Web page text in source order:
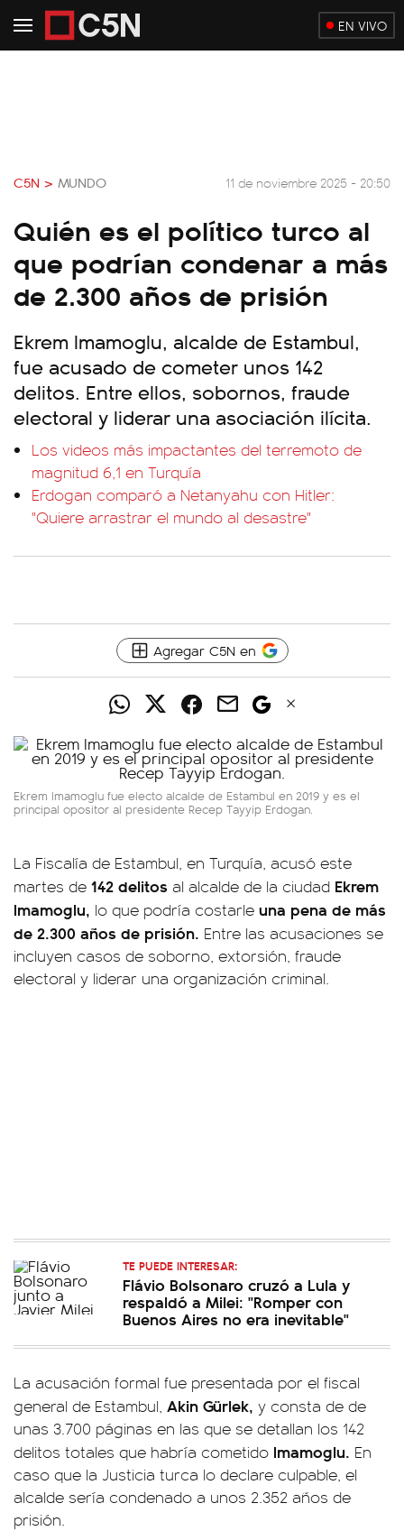
EN VIVO
C5N > MUNDO 11 de noviembre 2025 - 20:50
Quién es el político turco al
que podrían condenar a más
de 2.300 años de prisión
Ekrem Imamoglu, alcalde de Estambul,
fue acusado de cometer unos 142
delitos. Entre ellos, sobornos, fraude
electoral y liderar una asociación ilícita.
Los videos más impactantes del terremoto de
magnitud 6,1 en Turquía
Erdogan comparó a Netanyahu con Hitler:
"Quiere arrastrar el mundo al desastre"
Agregar C5N en
Ekrem Imamoglu fue electo alcalde de Estambul en 2019 y es el
principal opositor al presidente Recep Tayyip Erdogan.
La Fiscalía de Estambul, en Turquía, acusó este
martes de 142 delitos al alcalde de la ciudad Ekrem
Imamoglu, lo que podría costarle una pena de más
de 2.300 años de prisión. Entre las acusaciones se
incluyen casos de soborno, extorsión, fraude
electoral y liderar una organización criminal.
TE PUEDE INTERESAR:
Flávio Bolsonaro cruzó a Lula y
respaldó a Milei: "Romper con
Buenos Aires no era inevitable"
La acusación formal fue presentada por el fiscal
general de Estambul, Akin Gürlek, y consta de de
unas 3.700 páginas en las que se detallan los 142
delitos totales que habría cometido Imamoglu. En
caso que la Justicia turca lo declare culpable, el
alcalde sería condenado a unos 2.352 años de
prisión.